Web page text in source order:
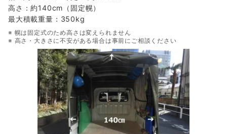
高さ：約140cm（固定幌）
最大積載重量：350kg
※ 幌は固定式のため高さは変えられません
※ 高さ・大きさに不安がある場合は事前にご相談ください